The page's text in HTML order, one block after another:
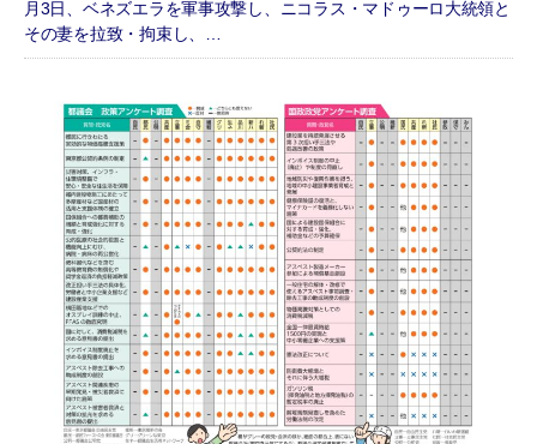
月3日、ベネズエラを軍事攻撃し、ニコラス・マドゥーロ大統領と
その妻を拉致・拘束し、…